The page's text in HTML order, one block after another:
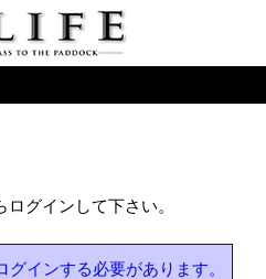
グインして下さい。
インする必要があります。